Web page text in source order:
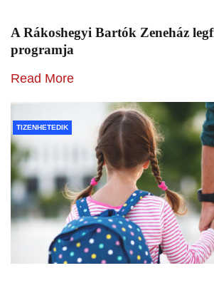
A Rákoshegyi Bartók Zeneház
programja
Read More
TIZENHETEDIK